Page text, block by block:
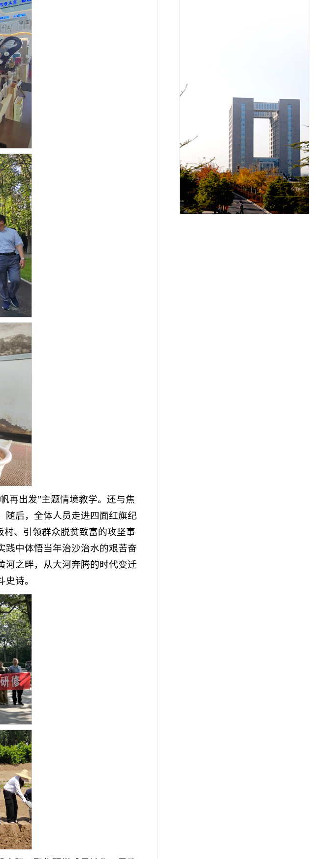
再出发”主题情境教学。还与焦
随后，全体人员走进四面红旗纪
村、引领群众脱贫致富的攻坚事
践中体悟当年治沙治水的艰苦奋
河之畔，从大河奔腾的时代变迁
诗。